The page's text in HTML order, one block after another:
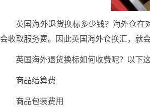
英国海外退货换标多少钱？海外仓在
会收取服务费。因此英国海外仓换汇，就
英国海外退货换标如何收费呢？以下这
商品结算费
商品包装费用